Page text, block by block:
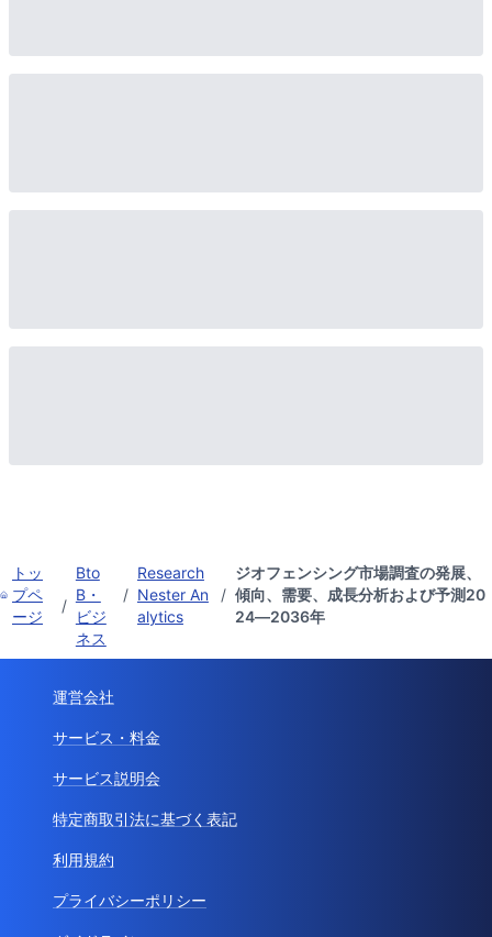
トッ
プペ
ージ
/
Bto
B・
ビジ
ネス
/
Research
Nester An
alytics
/
ジオフェンシング市場調査の発展、
傾向、需要、成長分析および予測20
24―2036年
運営会社
サービス・料金
サービス説明会
特定商取引法に基づく表記
利用規約
プライバシーポリシー